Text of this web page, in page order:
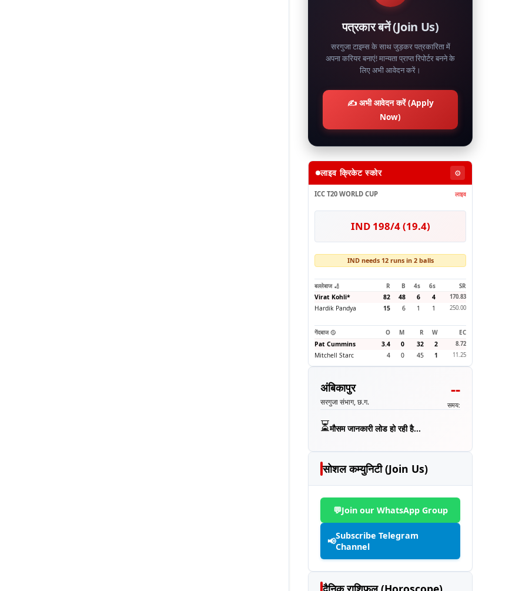
पत्रकार बनें (Join Us)
सरगुजा टाइम्स के साथ जुड़कर पत्रकारिता में
अपना करियर बनाएं! मान्यता प्राप्त रिपोर्टर बनने के
लिए अभी आवेदन करें।
✍️ अभी आवेदन करें (Apply
Now)
लाइव क्रिकेट स्कोर ⚙️
ICC T20 WORLD CUP लाइव
IND 198/4 (19.4)
IND needs 12 runs in 2 balls
बल्लेबाज 🏏 R B 4s 6s
SR
Virat Kohli* 82 48 6 4 170.83
Hardik Pandya 15 6 1 1 250.00
गेंदबाज 🥎 O M R W
EC
Pat Cummins
3.4 0 32 2 8.72
Mitchell Starc 4 0 45 1 11.25
अंबिकापुर
सरगुजा संभाग, छ.ग.
--
समय:
⏳मौसम जानकारी लोड हो रही है...
सोशल कम्युनिटी (Join Us)
💬Join our WhatsApp Group
📢Subscribe Telegram
Channel